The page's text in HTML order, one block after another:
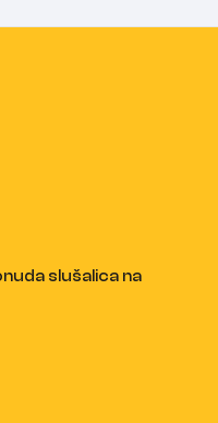
slušalica na